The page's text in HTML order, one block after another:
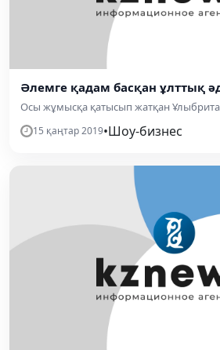
Әлемге қадам басқан ұлттық
Осы жұмысқа қатысып жат­қан
15 қаңтар 2019•Шоу-бизнес